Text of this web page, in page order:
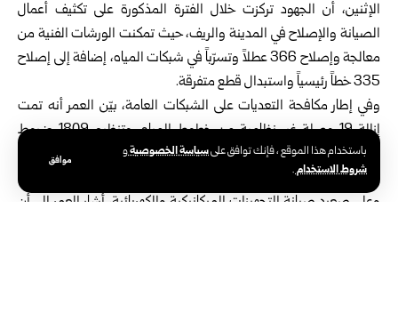
باستخدام هذا الموقع ، فإنك توافق علىسياسة الخصوصيةو
شروط الاستخدام.
موافق
الإثنين، أن الجهود تركزت خلال الفترة ‏المذكورة على تكثيف أعمال
الصيانة والإصلاح في ‏المدينة والريف، حيث تمكنت الورشات الفنية من
معالجة ‏وإصلاح 366 عطلاً وتسرّباً في شبكات المياه، إضافة ‏إلى إصلاح
335 خطاً رئيسياً واستبدال قطع متفرقة‎.‎
وفي إطار مكافحة التعديات على الشبكات العامة، بيّن ‏العمر أنه تمت
إزالة 19 وصلة غير نظامية من خطوط ‏المياه، وتنظيم 1809 ضبوط
مخالفات، وذلك في إطار ‏جهود المؤسسة للحفاظ على الموارد المائية
ومنع الهدر‎.‎
وعلى صعيد صيانة التجهيزات الميكانيكية والكهربائية، ‏أشار العمر إلى أن